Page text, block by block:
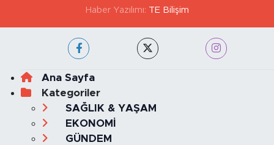
Haber Yazılımı: TE Bilişim
Ana Sayfa
Kategoriler
SAĞLIK & YAŞAM
EKONOMİ
GÜNDEM